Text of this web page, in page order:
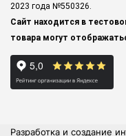
2023 года №550326.
Сайт находится в
товара могут
Разработка и создание